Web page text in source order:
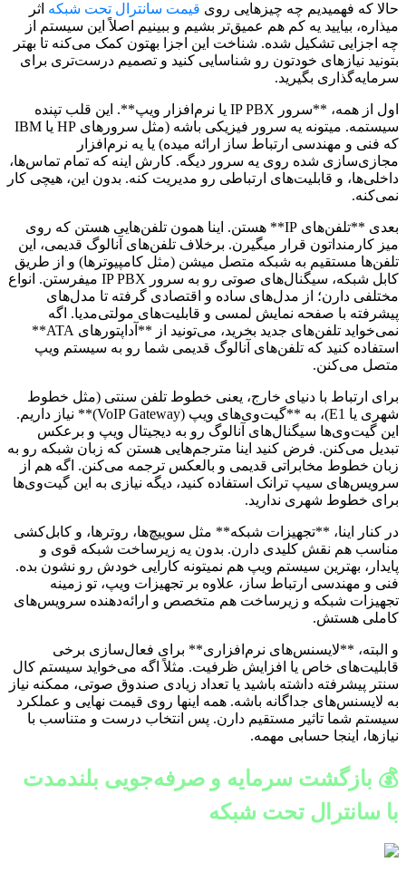
حالا که فهمیدیم چه چیزهایی روی قیمت سانترال تحت شبکه اثر
میذاره، بیایید یه کم هم عمیق‌تر بشیم و ببینیم اصلاً این سیستم از
چه اجزایی تشکیل شده. شناخت این اجزا بهتون کمک می‌کنه تا بهتر
بتونید نیازهای خودتون رو شناسایی کنید و تصمیم درست‌تری برای
سرمایه‌گذاری بگیرید.
اول از همه، **سرور IP PBX یا نرم‌افزار ویپ**. این قلب تپنده
سیستمه. میتونه یه سرور فیزیکی باشه (مثل سرورهای HP یا IBM
که فنی و مهندسی ارتباط ساز ارائه میده) یا یه نرم‌افزار
مجازی‌سازی شده روی یه سرور دیگه. کارش اینه که تمام تماس‌ها،
داخلی‌ها، و قابلیت‌های ارتباطی رو مدیریت کنه. بدون این، هیچی کار
نمی‌کنه.
بعدی **تلفن‌های IP** هستن. اینا همون تلفن‌هایی هستن که روی
میز کارمنداتون قرار میگیرن. برخلاف تلفن‌های آنالوگ قدیمی، این
تلفن‌ها مستقیم به شبکه متصل میشن (مثل کامپیوترها) و از طریق
کابل شبکه، سیگنال‌های صوتی رو به سرور IP PBX میفرستن. انواع
مختلفی دارن؛ از مدل‌های ساده و اقتصادی گرفته تا مدل‌های
پیشرفته با صفحه نمایش لمسی و قابلیت‌های مولتی‌مدیا. اگه
نمی‌خواید تلفن‌های جدید بخرید، می‌تونید از **آداپتورهای ATA**
استفاده کنید که تلفن‌های آنالوگ قدیمی شما رو به سیستم ویپ
متصل می‌کنن.
برای ارتباط با دنیای خارج، یعنی خطوط تلفن سنتی (مثل خطوط
شهری یا E1)، به **گیت‌وی‌های ویپ (VoIP Gateway)** نیاز داریم.
این گیت‌وی‌ها سیگنال‌های آنالوگ رو به دیجیتال ویپ و برعکس
تبدیل می‌کنن. فرض کنید اینا مترجم‌هایی هستن که زبان شبکه رو به
زبان خطوط مخابراتی قدیمی و بالعکس ترجمه می‌کنن. اگه هم از
سرویس‌های سیپ ترانک استفاده کنید، دیگه نیازی به این گیت‌وی‌ها
برای خطوط شهری ندارید.
در کنار اینا، **تجهیزات شبکه** مثل سوییچ‌ها، روترها، و کابل‌کشی
مناسب هم نقش کلیدی دارن. بدون یه زیرساخت شبکه قوی و
پایدار، بهترین سیستم ویپ هم نمیتونه کارایی خودش رو نشون بده.
فنی و مهندسی ارتباط ساز، علاوه بر تجهیزات ویپ، تو زمینه
تجهیزات شبکه و زیرساخت هم متخصص و ارائه‌دهنده سرویس‌های
کاملی هستش.
و البته، **لایسنس‌های نرم‌افزاری** برای فعال‌سازی برخی
قابلیت‌های خاص یا افزایش ظرفیت. مثلاً اگه می‌خواید سیستم کال
سنتر پیشرفته داشته باشید یا تعداد زیادی صندوق صوتی، ممکنه نیاز
به لایسنس‌های جداگانه باشه. همه اینها روی قیمت نهایی و عملکرد
سیستم شما تاثیر مستقیم دارن. پس انتخاب درست و متناسب با
نیازها، اینجا حسابی مهمه.
💰 بازگشت سرمایه و صرفه‌جویی بلندمدت
با سانترال تحت شبکه